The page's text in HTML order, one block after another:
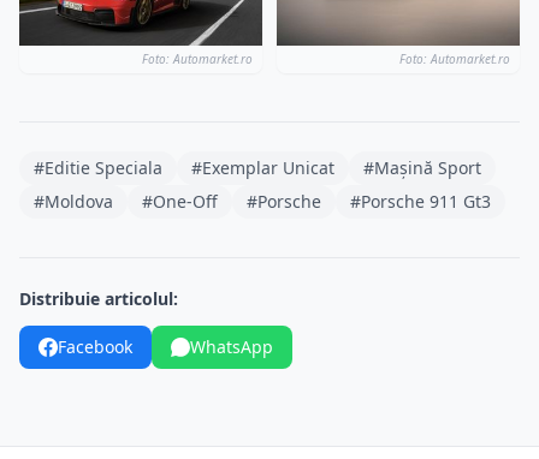
Foto: Automarket.ro Foto: Automarket.ro
#Editie Speciala #Exemplar Unicat
#Mașină Sport
#Moldova
#One-Off #Porsche #Porsche 911 Gt3
Distribuie articolul:
Facebook WhatsApp